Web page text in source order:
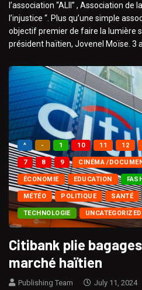
l’association “ALII” , Association
l’injustice “. Plus qu’une simple
objectif premier de faire la lumière
président haïtien, Jovenel Moïse. 3
^ - 1 10 11 12
7 8 9 CINÉMA /
ÉCONOMIE EDUCATION
MÉTÉO POLITIQUE SANTÉ
TECHNOLOGIE UNCATEGORIZED
Citibank plie
marché haïtien
Publishing Team July 11, 2024